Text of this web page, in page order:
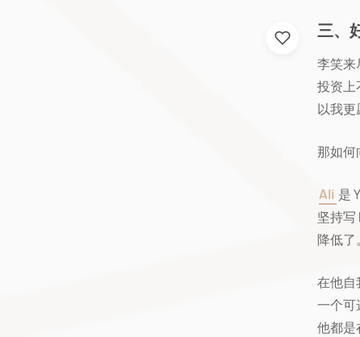
三、
李笑来
投资上
以我更
那如何
Ali 是
坚持
降低了。
在他自
一个可
他都是